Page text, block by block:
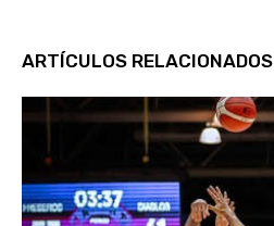
ARTÍCULOS RELACIONADOS